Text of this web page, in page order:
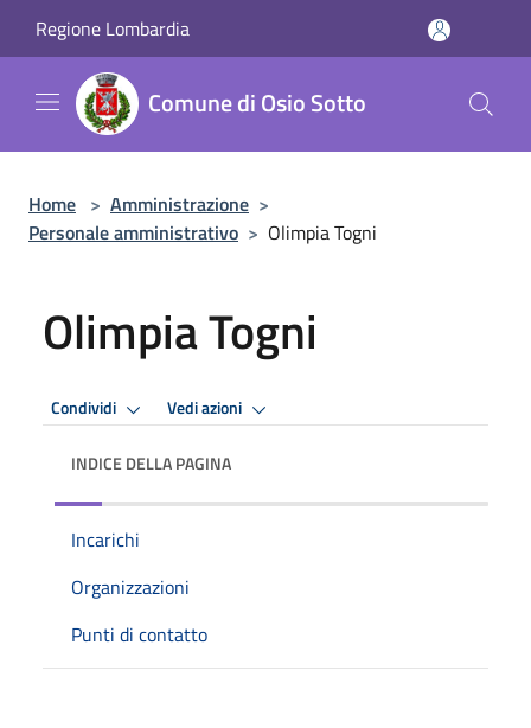
Regione Lombardia
Comune di Osio Sotto
Home > Amministrazione >
Personale amministrativo > Olimpia Togni
Olimpia Togni
Condividi Vedi azioni
INDICE DELLA PAGINA
Incarichi
Organizzazioni
Punti di contatto